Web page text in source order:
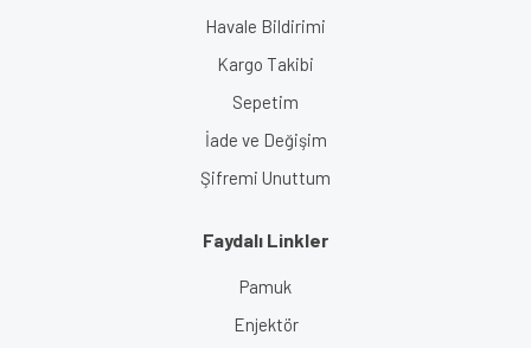
Havale Bildirimi
Kargo Takibi
Sepetim
İade ve Değişim
Şifremi Unuttum
Faydalı Linkler
Pamuk
Enjektör